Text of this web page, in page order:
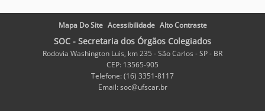
Mapa Do Site Acessibilidade Alto Contraste
SOC - Secretaria dos Órgãos Colegiados
Rodovia Washington Luis, km 235 - São Carlos - SP - BR
CEP: 13565-905
Telefone: (16) 3351-8117
Email: soc@ufscar.br